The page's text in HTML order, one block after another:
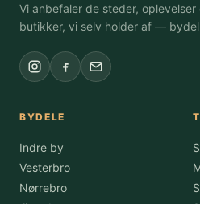
Vi anbefaler de steder, oplevelser
butikker, vi selv holder af —
BYDELE
Indre by
Vesterbro
Nørrebro